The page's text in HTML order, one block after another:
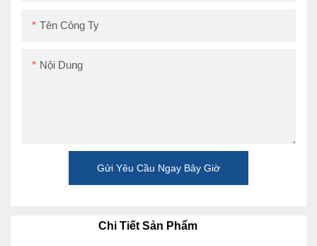
Tên Công Ty
Nội Dung
Gửi Yêu Cầu Ngay Bây Giờ
Chi Tiết Sản Phẩm